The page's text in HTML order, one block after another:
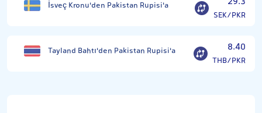
İsveç Kronu'den Pakistan Rupisi'a
SEK/PKR
Tayland Bahtı'den Pakistan Rupisi'a 8.40
THB/PKR